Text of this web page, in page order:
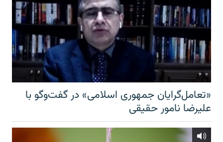
«تعامل‌گرایان جمهوری اسلامی» در گفت‌وگو با
علیرضا نامور حقیقی